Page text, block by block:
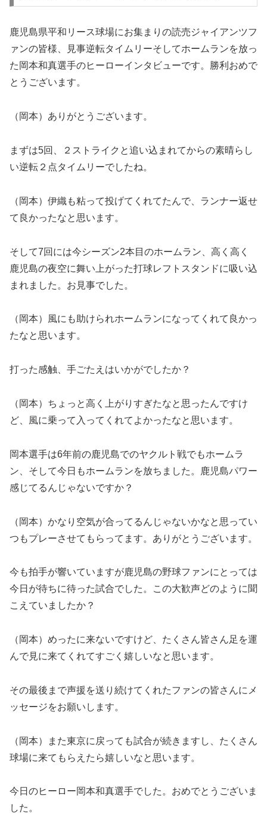
鹿児島県平和リース球場にお集まりの読売ジャイアンツフ
ァンの皆様、見事逆転タイムリーそしてホームランを放っ
た岡本和真選手のヒーローインタビューです。勝利おめで
とうございます。
（岡本）ありがとうございます。
まずは5回、２ストライクと追い込まれてからの素晴らし
い逆転２点タイムリーでしたね。
（岡本）伊織も粘って投げてくれてたんで、ランナー返せ
て良かったなと思います。
そして7回には今シーズン2本目のホームラン、高く高く
鹿児島の夜空に舞い上がった打球レフトスタンドに吸い込
まれました。お見事でした。
（岡本）風にも助けられホームランになってくれて良かっ
たなと思います。
打った感触、手ごたえはいかがでしたか？
（岡本）ちょっと高く上がりすぎたなと思ったんですけ
ど、風に乗って入ってくれてよかったなと思います。
岡本選手は6年前の鹿児島でのヤクルト戦でもホームラ
ン、そして今日もホームランを放ちました。鹿児島パワー
感じてるんじゃないですか？
（岡本）かなり空気が合ってるんじゃないかなと思ってい
つもプレーさせてもらってます。ありがとうございます。
今も拍手が響いていますが鹿児島の野球ファンにとっては
今日が待ちに待った試合でした。この大歓声どのように聞
こえていましたか？
（岡本）めったに来ないですけど、たくさん皆さん足を運
んで見に来てくれてすごく嬉しいなと思います。
その最後まで声援を送り続けてくれたファンの皆さんにメ
ッセージをお願いします。
（岡本）また東京に戻っても試合が続きますし、たくさん
球場に来てもらえたら嬉しいなと思います。
今日のヒーロー岡本和真選手でした。おめでとうございま
した。